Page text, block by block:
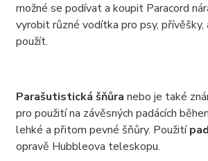
možné se podívat a koupit Paracord
vyrobit různé vodítka pro psy,
použít.
Parašutistická šňůra nebo je také
pro použití na závěsných padácích
lehké a přitom pevné šňůry. Použití
opravě Hubbleova teleskopu.